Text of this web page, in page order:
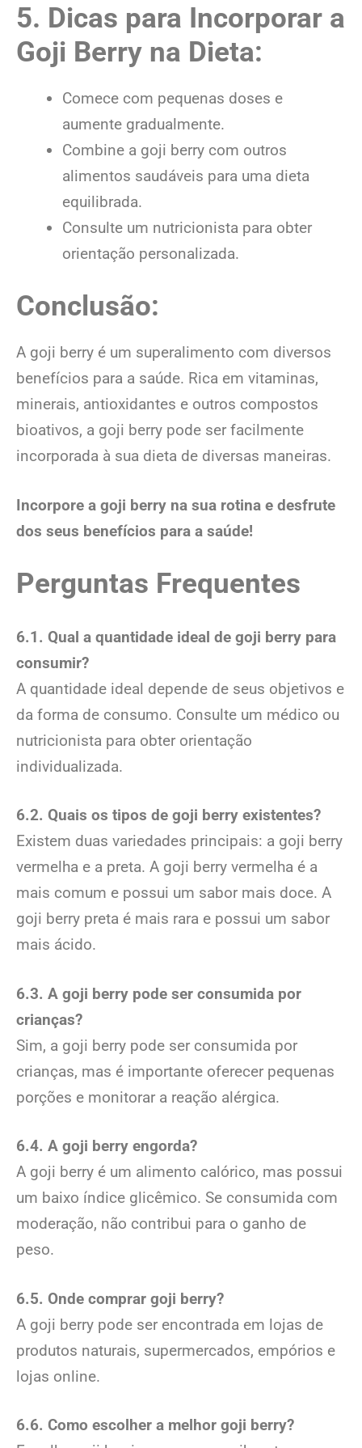
5. Dicas para Incorporar a
Goji Berry na Dieta:
Comece com pequenas doses e
aumente gradualmente.
Combine a goji berry com outros
alimentos saudáveis para uma dieta
equilibrada.
Consulte um nutricionista para obter
orientação personalizada.
Conclusão:
A goji berry é um superalimento com diversos
benefícios para a saúde. Rica em vitaminas,
minerais, antioxidantes e outros compostos
bioativos, a goji berry pode ser facilmente
incorporada à sua dieta de diversas maneiras.
Incorpore a goji berry na sua rotina e desfrute
dos seus benefícios para a saúde!
Perguntas Frequentes
6.1. Qual a quantidade ideal de goji berry para
consumir?
A quantidade ideal depende de seus objetivos e
da forma de consumo. Consulte um médico ou
nutricionista para obter orientação
individualizada.
6.2. Quais os tipos de goji berry existentes?
Existem duas variedades principais: a goji berry
vermelha e a preta. A goji berry vermelha é a
mais comum e possui um sabor mais doce. A
goji berry preta é mais rara e possui um sabor
mais ácido.
6.3. A goji berry pode ser consumida por
crianças?
Sim, a goji berry pode ser consumida por
crianças, mas é importante oferecer pequenas
porções e monitorar a reação alérgica.
6.4. A goji berry engorda?
A goji berry é um alimento calórico, mas possui
um baixo índice glicêmico. Se consumida com
moderação, não contribui para o ganho de
peso.
6.5. Onde comprar goji berry?
A goji berry pode ser encontrada em lojas de
produtos naturais, supermercados, empórios e
lojas online.
6.6. Como escolher a melhor goji berry?